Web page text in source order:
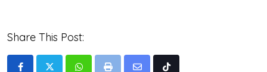
Share This Post: